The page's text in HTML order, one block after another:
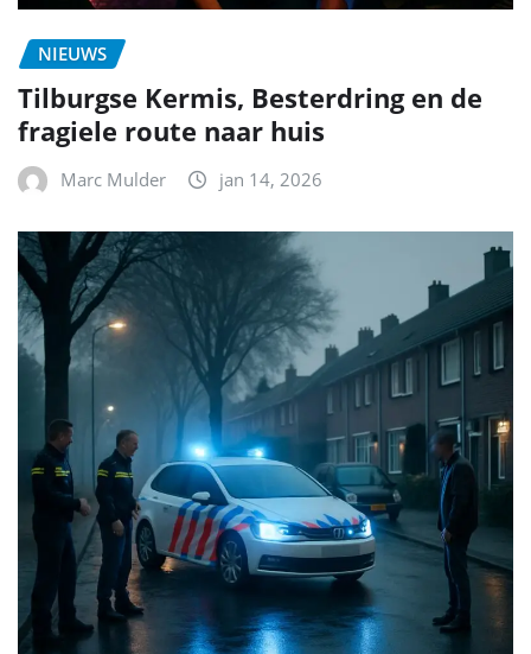
NIEUWS
Tilburgse Kermis, Besterdring en de
fragiele route naar huis
Marc Mulder jan 14, 2026